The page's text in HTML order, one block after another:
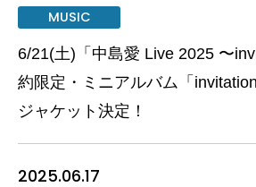
MUSIC
6/21(土)「中島愛 Live 2025 〜
約限定・ミニアルバム「
ジャケット決定！
2025.06.17